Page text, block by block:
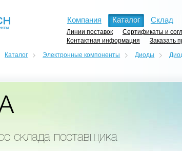
Компания Каталог Склад
Линии поставок
Сертификаты и
Контактная информация
Заказать
Каталог Электронные компоненты Диоды
склада поставщика